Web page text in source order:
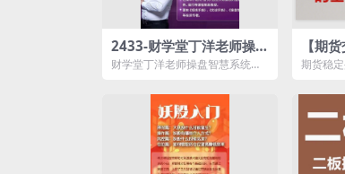
2433-财学堂丁洋老师操
盘智慧系统课
财学堂丁洋老师操盘智慧系统课
【期
H波段
期货稳
盘立方